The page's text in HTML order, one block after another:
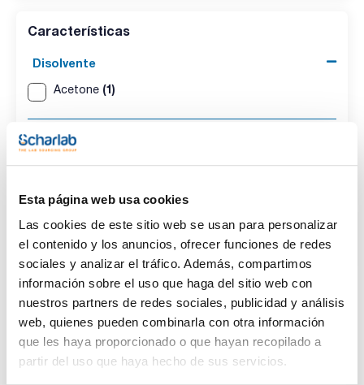
Esta página web usa cookies
Las cookies de este sitio web se usan para personalizar
el contenido y los anuncios, ofrecer funciones de redes
sociales y analizar el tráfico. Además, compartimos
información sobre el uso que haga del sitio web con
nuestros partners de redes sociales, publicidad y análisis
web, quienes pueden combinarla con otra información
que les haya proporcionado o que hayan recopilado a
partir del uso que haya hecho de sus servicios.
Características
Disolvente
Acetone (1)
Envase
Volumen
1 mL(1)
Disolvente
Acetone
Envase
Ampoule
Volumen
1 mL
Referencia
Envase
Precio